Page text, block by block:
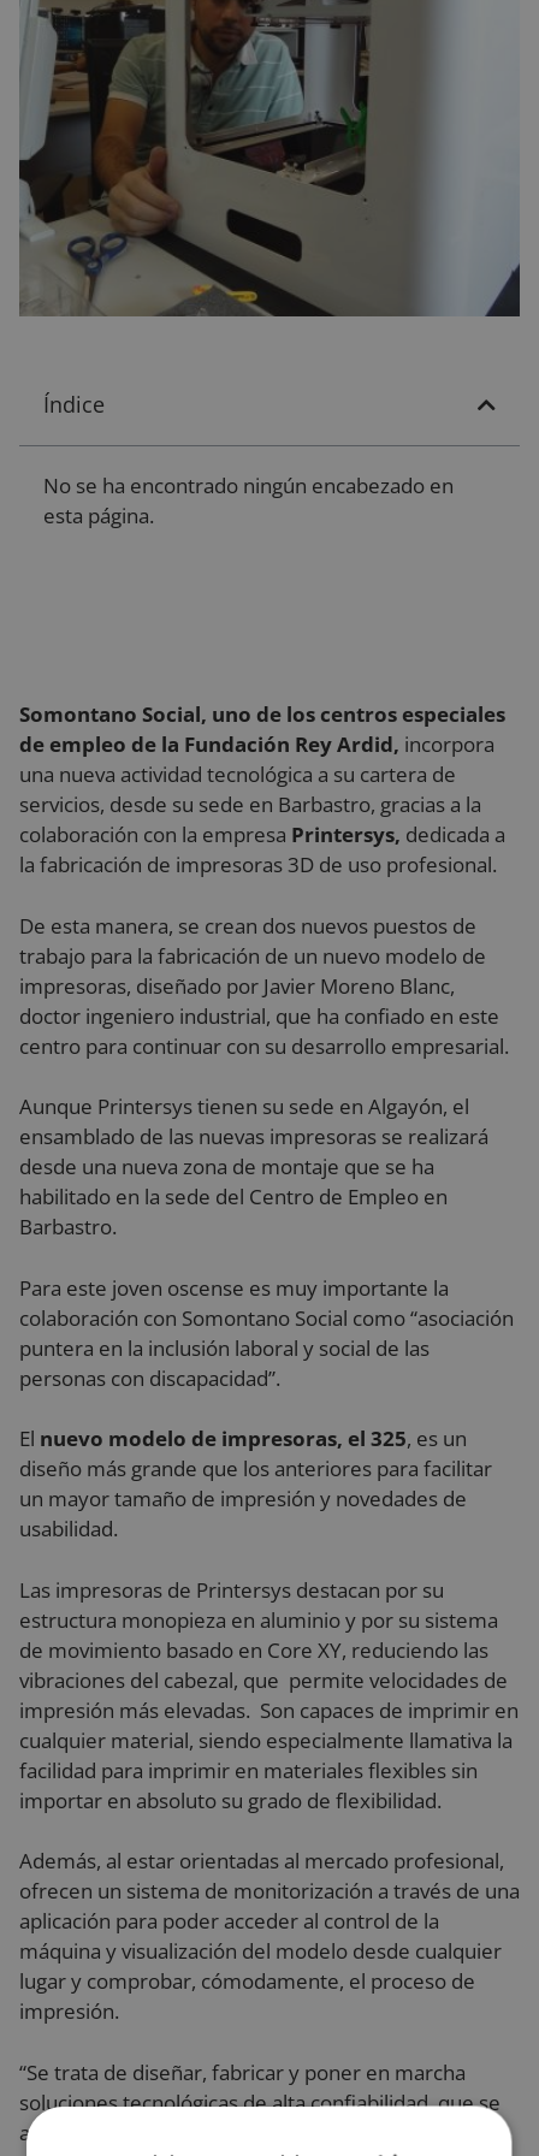
Índice
No se ha encontrado ningún encabezado en
esta página.
Somontano Social, uno de los centros especiales
de empleo de la Fundación Rey Ardid, incorpora
una nueva actividad tecnológica a su cartera de
servicios, desde su sede en Barbastro, gracias a la
colaboración con la empresa Printersys, dedicada a
la fabricación de impresoras 3D de uso profesional.
De esta manera, se crean dos nuevos puestos de
trabajo para la fabricación de un nuevo modelo de
impresoras, diseñado por Javier Moreno Blanc,
doctor ingeniero industrial, que ha confiado en este
centro para continuar con su desarrollo empresarial.
Aunque Printersys tienen su sede en Algayón, el
ensamblado de las nuevas impresoras se realizará
desde una nueva zona de montaje que se ha
habilitado en la sede del Centro de Empleo en
Barbastro.
Para este joven oscense es muy importante la
colaboración con Somontano Social como “asociación
puntera en la inclusión laboral y social de las
personas con discapacidad”.
El nuevo modelo de impresoras, el 325, es un
diseño más grande que los anteriores para facilitar
un mayor tamaño de impresión y novedades de
usabilidad.
Las impresoras de Printersys destacan por su
estructura monopieza en aluminio y por su sistema
de movimiento basado en Core XY, reduciendo las
vibraciones del cabezal, que permite velocidades de
impresión más elevadas. Son capaces de imprimir en
cualquier material, siendo especialmente llamativa la
facilidad para imprimir en materiales flexibles sin
importar en absoluto su grado de flexibilidad.
Además, al estar orientadas al mercado profesional,
ofrecen un sistema de monitorización a través de una
aplicación para poder acceder al control de la
máquina y visualización del modelo desde cualquier
lugar y comprobar, cómodamente, el proceso de
impresión.
“Se trata de diseñar, fabricar y poner en marcha
soluciones tecnológicas de alta confiabilidad, que se
amolden al cliente para ayudarle a alcanzar sus